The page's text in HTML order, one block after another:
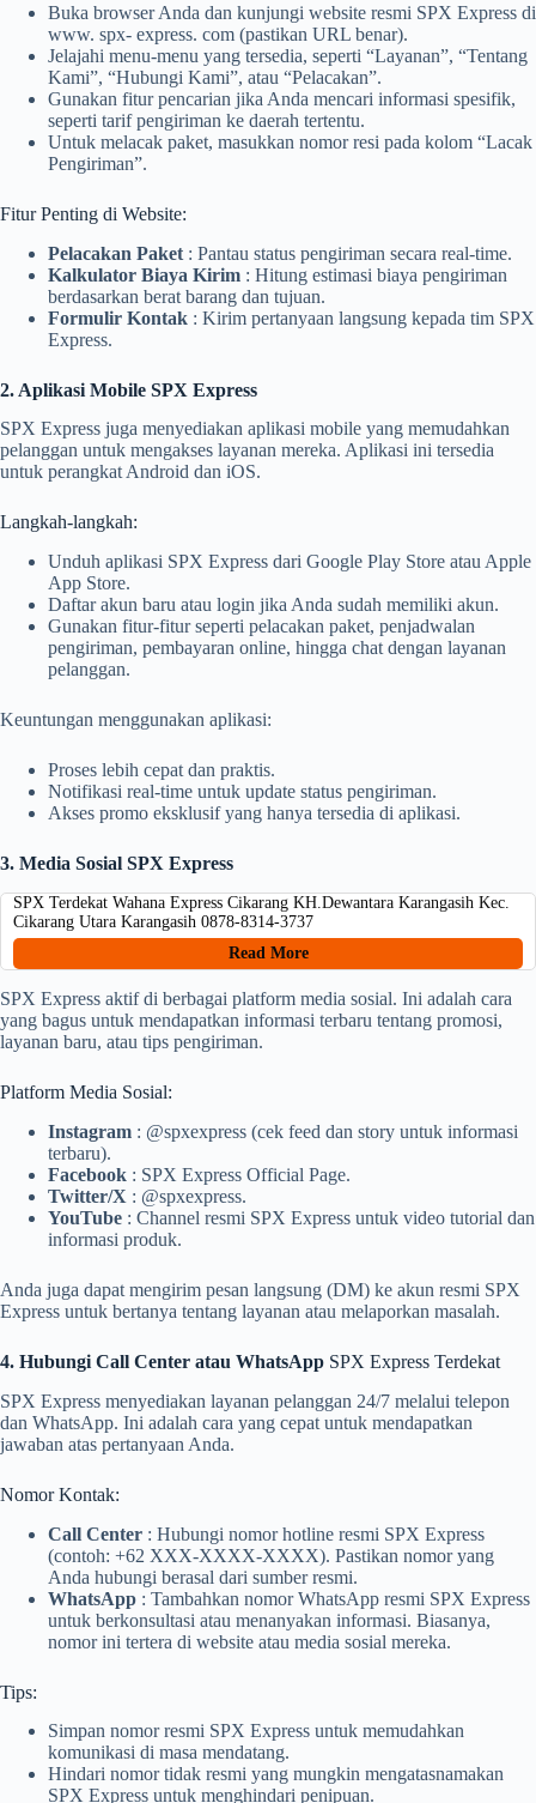
Buka browser Anda dan kunjungi website resmi SPX Express di
www. spx- express. com (pastikan URL benar).
Jelajahi menu-menu yang tersedia, seperti “Layanan”, “Tentang
Kami”, “Hubungi Kami”, atau “Pelacakan”.
Gunakan fitur pencarian jika Anda mencari informasi spesifik,
seperti tarif pengiriman ke daerah tertentu.
Untuk melacak paket, masukkan nomor resi pada kolom “Lacak
Pengiriman”.
Fitur Penting di Website:
Pelacakan Paket : Pantau status pengiriman secara real-time.
Kalkulator Biaya Kirim : Hitung estimasi biaya pengiriman
berdasarkan berat barang dan tujuan.
Formulir Kontak : Kirim pertanyaan langsung kepada tim SPX
Express.
2. Aplikasi Mobile SPX Express
SPX Express juga menyediakan aplikasi mobile yang memudahkan
pelanggan untuk mengakses layanan mereka. Aplikasi ini tersedia
untuk perangkat Android dan iOS.
Langkah-langkah:
Unduh aplikasi SPX Express dari Google Play Store atau Apple
App Store.
Daftar akun baru atau login jika Anda sudah memiliki akun.
Gunakan fitur-fitur seperti pelacakan paket, penjadwalan
pengiriman, pembayaran online, hingga chat dengan layanan
pelanggan.
Keuntungan menggunakan aplikasi:
Proses lebih cepat dan praktis.
Notifikasi real-time untuk update status pengiriman.
Akses promo eksklusif yang hanya tersedia di aplikasi.
3. Media Sosial SPX Express
SPX Terdekat Wahana Express Cikarang KH.Dewantara Karangasih Kec.
Cikarang Utara Karangasih 0878-8314-3737
Read More
SPX Express aktif di berbagai platform media sosial. Ini adalah cara
yang bagus untuk mendapatkan informasi terbaru tentang promosi,
layanan baru, atau tips pengiriman.
Platform Media Sosial:
Instagram : @spxexpress (cek feed dan story untuk informasi
terbaru).
Facebook : SPX Express Official Page.
Twitter/X : @spxexpress.
YouTube : Channel resmi SPX Express untuk video tutorial dan
informasi produk.
Anda juga dapat mengirim pesan langsung (DM) ke akun resmi SPX
Express untuk bertanya tentang layanan atau melaporkan masalah.
4. Hubungi Call Center atau WhatsApp SPX Express Terdekat
SPX Express menyediakan layanan pelanggan 24/7 melalui telepon
dan WhatsApp. Ini adalah cara yang cepat untuk mendapatkan
jawaban atas pertanyaan Anda.
Nomor Kontak:
Call Center : Hubungi nomor hotline resmi SPX Express
(contoh: +62 XXX-XXXX-XXXX). Pastikan nomor yang
Anda hubungi berasal dari sumber resmi.
WhatsApp : Tambahkan nomor WhatsApp resmi SPX Express
untuk berkonsultasi atau menanyakan informasi. Biasanya,
nomor ini tertera di website atau media sosial mereka.
Tips:
Simpan nomor resmi SPX Express untuk memudahkan
komunikasi di masa mendatang.
Hindari nomor tidak resmi yang mungkin mengatasnamakan
SPX Express untuk menghindari penipuan.